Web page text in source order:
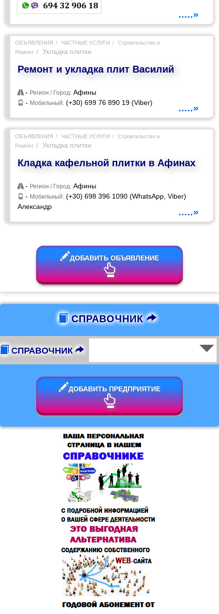
.....»
ОБЪЯВЛЕНИЯ ЧАСТНЫЕ УСЛУГИ
Строительство и
Ремонт
Укладка плитки
Ремонт и укладка плит Василий
- Регион / Город: Афины
- Мобильный: (+30) 699 76 890 19 (Viber) .....»
ОБЪЯВЛЕНИЯ ЧАСТНЫЕ УСЛУГИ
Строительство и
Ремонт
Укладка плитки
Кладка кафельной плитки в Афинах
- Регион / Город: Афины
- Мобильный: (+30) 698 396 1090 (WhatsApp, Viber)
Александр
.....»
ДОБАВИТЬ ОБЪЯВЛЕНИЕ
СПРАВОЧНИК
СПРАВОЧНИК
ДОБАВИТЬ ПРЕДПРИЯТИЕ